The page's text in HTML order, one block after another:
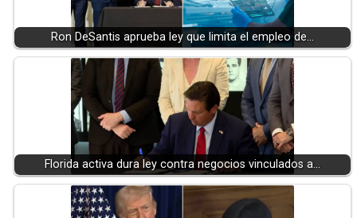
Ron DeSantis aprueba ley que limita el empleo de…
Florida activa dura ley contra negocios vinculados a…